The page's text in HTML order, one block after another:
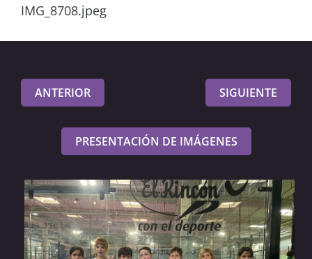
IMG_8708.jpeg
ANTERIOR SIGUIENTE
PRESENTACIÓN DE IMÁGENES